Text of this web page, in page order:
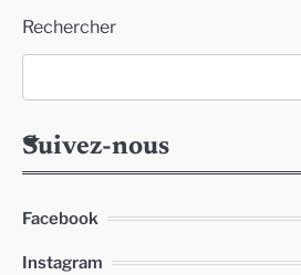
Rechercher
Suivez-nous
Facebook
Instagram